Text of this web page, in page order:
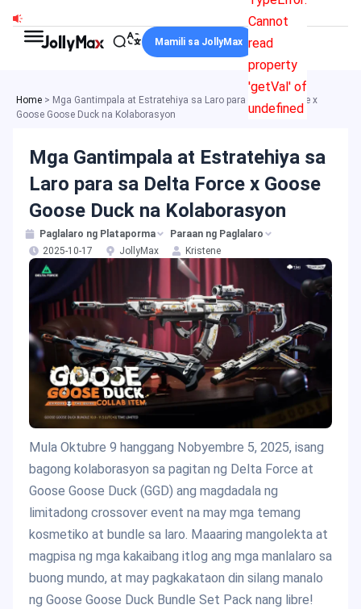
content
Cannot
read
property
'getVal' of
undefined
Mamili sa JollyMax
Home > Mga Gantimpala at Estratehiya sa Laro para sa Delta Force x
Goose Goose Duck na Kolaborasyon
Mga Gantimpala at Estratehiya sa
Laro para sa Delta Force x Goose
Goose Duck na Kolaborasyon
Paglalaro ng Plataporma
Paraan ng Paglalaro
2025-10-17
JollyMax Kristene
Mula Oktubre 9 hanggang Nobyembre 5, 2025, isang
bagong kolaborasyon sa pagitan ng Delta Force at
Goose Goose Duck (GGD) ang magdadala ng
limitadong crossover event na may mga temang
kosmetiko at bundle sa laro. Maaaring mangolekta at
magpisa ng mga kakaibang itlog ang mga manlalaro sa
buong mundo, at may pagkakataon din silang manalo
ng Goose Goose Duck Bundle Set Pack nang libre!